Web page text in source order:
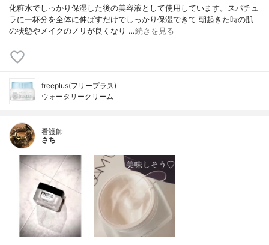
化粧水でしっかり保湿した後の美容液として使用しています。スパチュ
ラに一杯分を全体に伸ばすだけでしっかり保湿できて 朝起きた時の肌
の状態やメイクのノリが良くなり …続きを見る
freeplus(フリープラス)
ウォータリークリーム
看護師
さち